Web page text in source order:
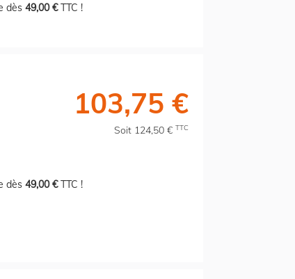
dès 49,00 €TTC !
103,75 €
Soit 124,50 € TTC
dès 49,00 €TTC !